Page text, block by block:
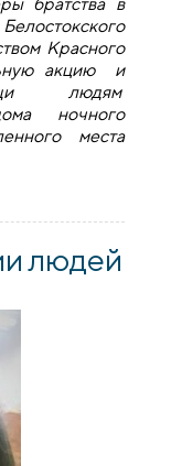
Красного
акцию и
людям
ночного
места
Подворье
акцию для
людей